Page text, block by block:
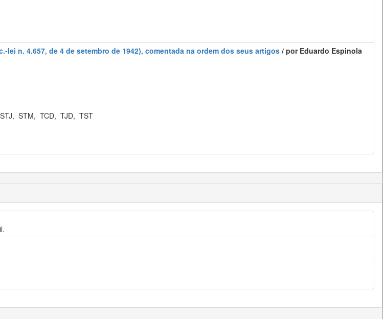
n. 4.657, de 4 de setembro de 1942), comentada na ordem dos seus artigos / por Eduardo Espinola
STJ, STM, TCD, TJD, TST